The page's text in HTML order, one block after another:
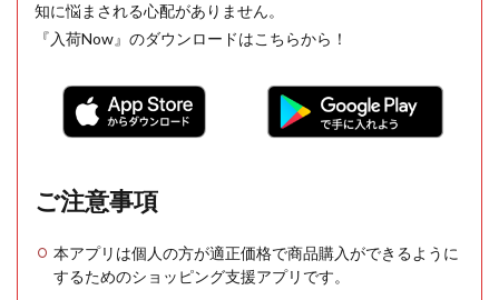
知に悩まされる心配がありません。
『入荷Now』のダウンロードはこちらから！
ご注意事項
本アプリは個人の方が適正価格で商品購入ができるように
するためのショッピング支援アプリです。